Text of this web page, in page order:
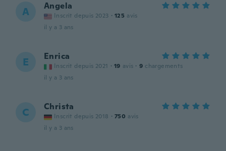
A Angela
Inscrit depuis 2023 · 125 avis
il y a 3 ans
E Enrica
Inscrit depuis 2021 · 19 avis · 9 chargements
il y a 3 ans
C Christa
Inscrit depuis 2018 · 750 avis
il y a 3 ans